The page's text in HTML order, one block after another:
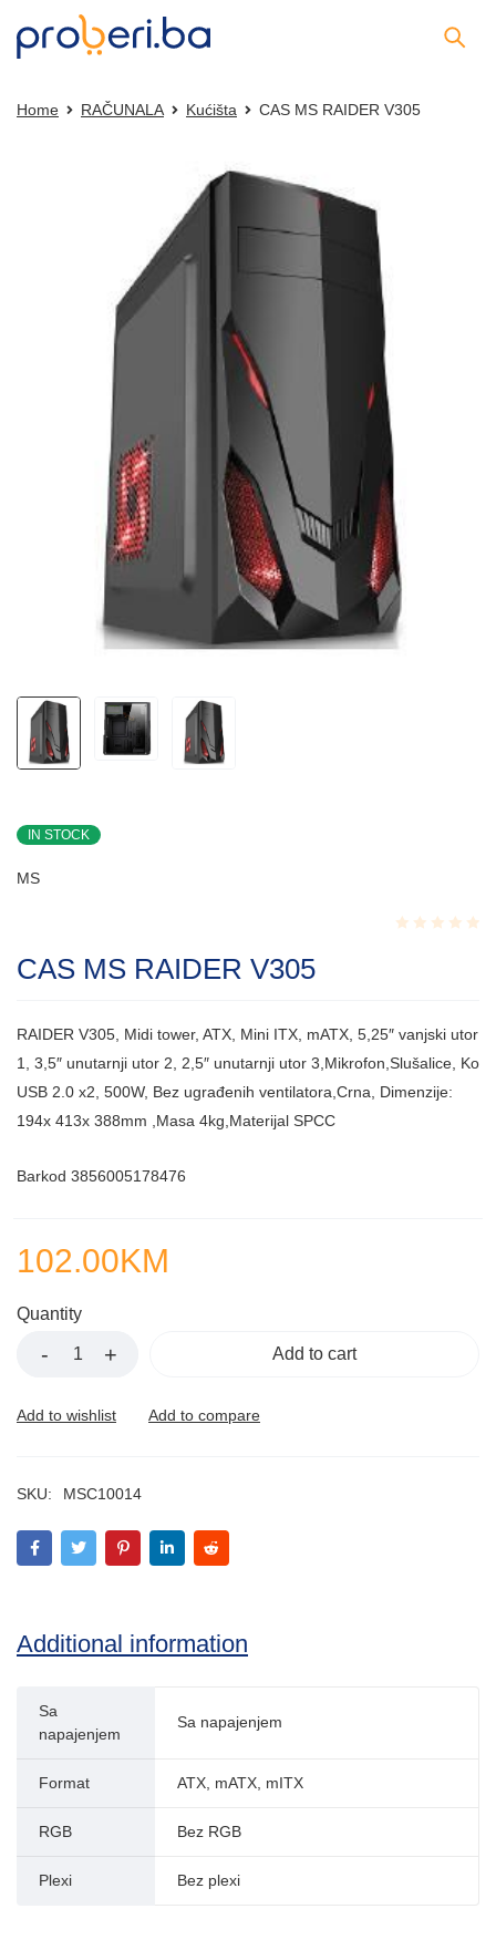
Home RAČUNALA Kućišta CAS MS RAIDER V305
IN STOCK
MS
CAS MS RAIDER V305
RAIDER V305, Midi tower, ATX, Mini ITX, mATX, 5,25″ vanjski utor
1, 3,5″ unutarnji utor 2, 2,5″ unutarnji utor 3,Mikrofon,Slušalice, Ko
USB 2.0 x2, 500W, Bez ugrađenih ventilatora,Crna, Dimenzije:
194x 413x 388mm ,Masa 4kg,Materijal SPCC
Barkod 3856005178476
102.00KM
Quantity
Add to cart
SKU: MSC10014
Additional information
Sa
napajenjem
Sa napajenjem
Format ATX, mATX, mITX
RGB Bez RGB
Plexi Bez plexi